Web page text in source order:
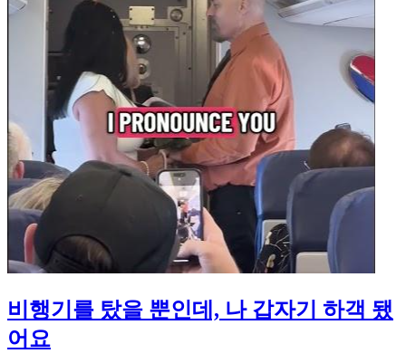
비행기를 탔을 뿐인데, 나 갑자기 하객 됐
어요